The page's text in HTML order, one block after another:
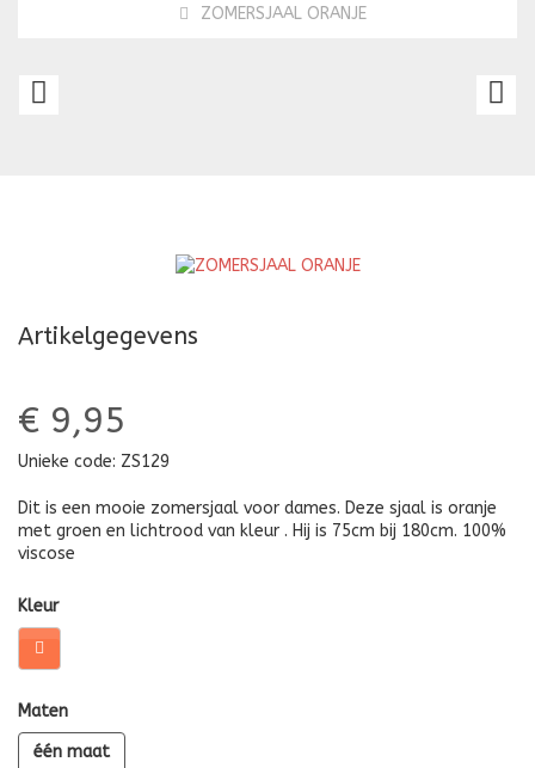
ZOMERSJAAL ORANJE
Artikelgegevens
€ 9,95
Unieke code: ZS129
Dit is een mooie zomersjaal voor dames. Deze sjaal is oranje
met groen en lichtrood van kleur . Hij is 75cm bij 180cm. 100%
viscose
Kleur
Maten
één maat